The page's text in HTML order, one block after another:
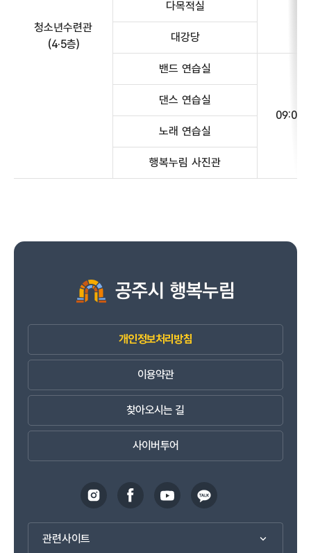
청소년수련관
(4·5층)
다목적실
대강당
밴드 연습실
댄스 연습실
노래 연습실
행복누림 사진관
개인정보처리방침
이용약관
찾아오시는 길
사이버투어
관련사이트